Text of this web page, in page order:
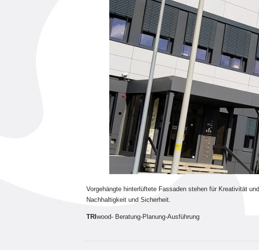
Vorgehängte hinterlüftete Fassaden stehen für Kreativität
Nachhaltigkeit und Sicherheit.
TRI wood- Beratung-Planung-Ausführung